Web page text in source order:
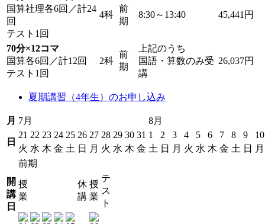
国算社理各6回／計24
回
テスト1回
4科
前
期
8:30～13:40 45,441円
70分×12コマ
国算各6回／計12回
テスト1回
2科
前
期
上記のうち
国語・算数のみ受
講
26,037円
夏期講習（4年生）のお申し込み
月 7月 8月
日
21 22 23 24 25 26 27 28 29 30 31 1 2 3 4 5 6 7 8 9
10
火 水 木 金 土 日 月 火 水 木 金 土 日 月 火 水 木 金 土 日 月
開
講
日
前期
授
業
休
講
授
業
テ
ス
ト